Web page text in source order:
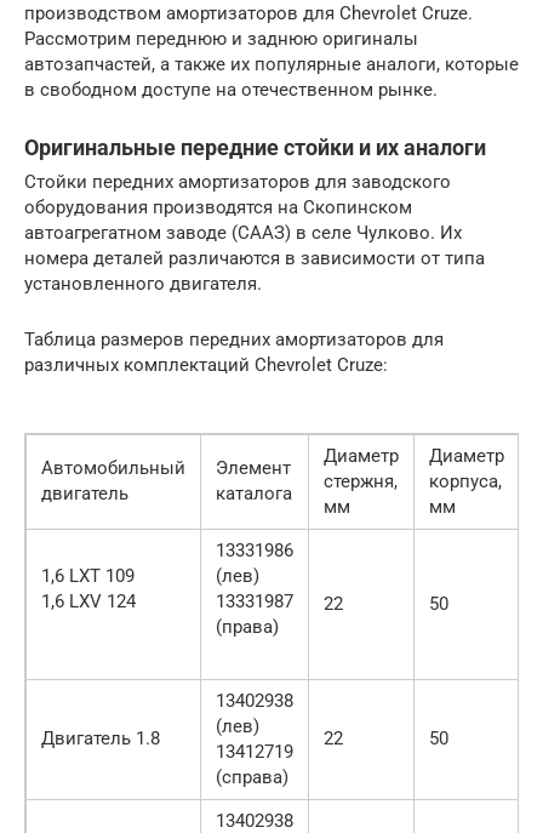
производством амортизаторов для Chevrolet Cruze.
Рассмотрим переднюю и заднюю оригиналы
автозапчастей, а также их популярные аналоги, которые
в свободном доступе на отечественном рынке.
Оригинальные передние стойки и их аналоги
Стойки передних амортизаторов для заводского
оборудования производятся на Скопинском
автоагрегатном заводе (СААЗ) в селе Чулково. Их
номера деталей различаются в зависимости от типа
установленного двигателя.
Таблица размеров передних амортизаторов для
различных комплектаций Chevrolet Cruze:
Автомобильный
двигатель
Элемент
каталога
Диаметр
стержня,
мм
Диаметр
корпуса,
мм
1,6 LXT 109
1,6 LXV 124
13331986
(лев)
13331987
(права)
22 50
Двигатель 1.8
13402938
(лев)
13412719
(справа)
22 50
13402938